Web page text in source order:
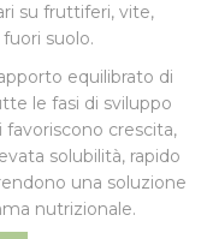
su fruttiferi, vite,
suolo.
equilibrato di
le fasi di sviluppo
crescita,
solubilità, rapido
una soluzione
nutrizionale.